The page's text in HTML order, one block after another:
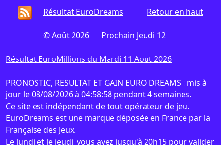
Retour en haut
Résultat EuroDreams
©Août 2026 Prochain Jeudi 12
Résultat EuroMillions du Mardi 11 Aout 2026
PRONOSTIC, RESULTAT ET GAIN EURO DREAMS : mis à
jour le 08/08/2026 à 04:58:58 pendant 4 semaines.
Ce site est indépendant de tout opérateur de jeu.
EuroDreams est une marque déposée en France par la
Française des Jeux.
Le lundi et le jeudi, vous avez jusqu'à 20h15 pour valider